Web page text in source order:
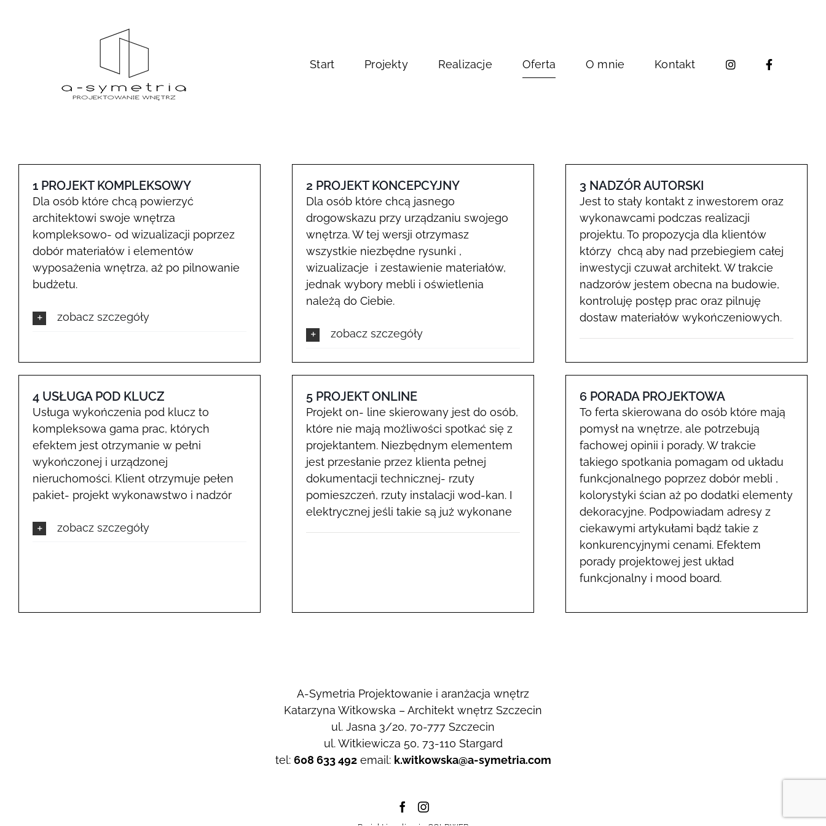
Start
Projekty Realizacje Oferta O mnie Kontakt
1 PROJEKT KOMPLEKSOWY
Dla osób które chcą powierzyć
architektowi swoje wnętrza
kompleksowo- od wizualizacji poprzez
dobór materiałów i elementów
wyposażenia wnętrza, aż po pilnowanie
budżetu.
zobacz szczegóły
2 PROJEKT KONCEPCYJNY
Dla osób które chcą jasnego
drogowskazu przy urządzaniu swojego
wnętrza. W tej wersji otrzymasz
wszystkie niezbędne rysunki ,
wizualizacje i zestawienie materiałów,
jednak wybory mebli i oświetlenia
należą do Ciebie.
zobacz szczegóły
3 NADZÓR AUTORSKI
Jest to stały kontakt z inwestorem oraz
wykonawcami podczas realizacji
projektu. To propozycja dla klientów
którzy chcą aby nad przebiegiem całej
inwestycji czuwał architekt. W trakcie
nadzorów jestem obecna na budowie,
kontroluję postęp prac oraz pilnuję
dostaw materiałów wykończeniowych.
4 USŁUGA POD KLUCZ
Usługa wykończenia pod klucz to
kompleksowa gama prac, których
efektem jest otrzymanie w pełni
wykończonej i urządzonej
nieruchomości. Klient otrzymuje pełen
pakiet- projekt wykonawstwo i nadzór
zobacz szczegóły
5 PROJEKT ONLINE
Projekt on- line skierowany jest do osób,
które nie mają możliwości spotkać się z
projektantem. Niezbędnym elementem
jest przesłanie przez klienta pełnej
dokumentacji technicznej- rzuty
pomieszczeń, rzuty instalacji wod-kan. I
elektrycznej jeśli takie są już wykonane
6 PORADA PROJEKTOWA
To ferta skierowana do osób które mają
pomysł na wnętrze, ale potrzebują
fachowej opinii i porady. W trakcie
takiego spotkania pomagam od układu
funkcjonalnego poprzez dobór mebli ,
kolorystyki ścian aż po dodatki elementy
dekoracyjne. Podpowiadam adresy z
ciekawymi artykułami bądź takie z
konkurencyjnymi cenami. Efektem
porady projektowej jest układ
funkcjonalny i mood board.
A-Symetria Projektowanie i aranżacja wnętrz
Katarzyna Witkowska – Architekt wnętrz Szczecin
ul. Jasna 3/20, 70-777 Szczecin
ul. Witkiewicza 50, 73-110 Stargard
tel: 608 633 492email: k.witkowska@a-symetria.com